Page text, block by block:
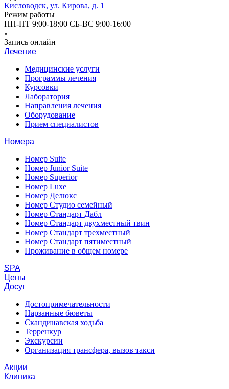
Кисловодск, ул. Кирова, д. 1
Режим работы
ПН-ПТ 9:00-18:00 СБ-ВС 9:00-16:00
Запись онлайн
Лечение
Медицинские услуги
Программы лечения
Курсовки
Лаборатория
Направления лечения
Оборудование
Прием специалистов
Номера
Номер Suite
Номер Junior Suite
Номер Superior
Номер Luxe
Номер Делюкс
Номер Студио семейный
Номер Стандарт Дабл
Номер Стандарт двухместный твин
Номер Стандарт трехместный
Номер Стандарт пятиместный
Проживание в общем номере
SPA
Цены
Досуг
Достопримечательности
Нарзанные бюветы
Скандинавская ходьба
Терренкур
Экскурсии
Организация трансфера, вызов такси
Акции
Клиника